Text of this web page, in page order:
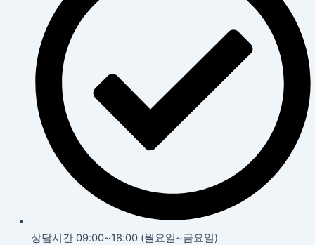
상담시간 09:00~18:00 (월요일~금요일)